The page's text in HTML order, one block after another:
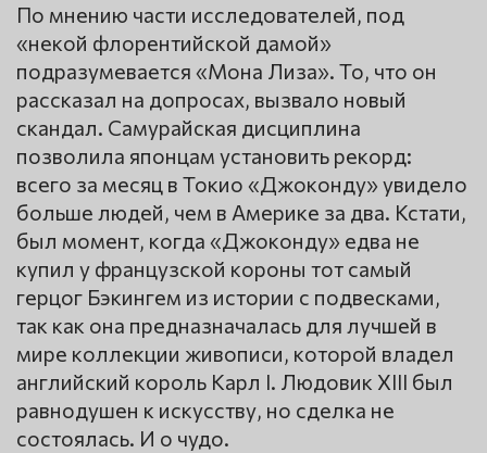
По мнению части исследователей, под
«некой флорентийской дамой»
подразумевается «Мона Лиза». То, что он
рассказал на допросах, вызвало новый
скандал. Самурайская дисциплина
позволила японцам установить рекорд:
всего за месяц в Токио «Джоконду» увидело
больше людей, чем в Америке за два. Кстати,
был момент, когда «Джоконду» едва не
купил у французской короны тот самый
герцог Бэкингем из истории с подвесками,
так как она предназначалась для лучшей в
мире коллекции живописи, которой владел
английский король Карл I. Людовик XIII был
равнодушен к искусству, но сделка не
состоялась. И о чудо.